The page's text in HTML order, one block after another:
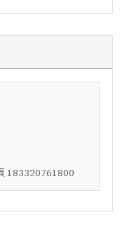
183320761800